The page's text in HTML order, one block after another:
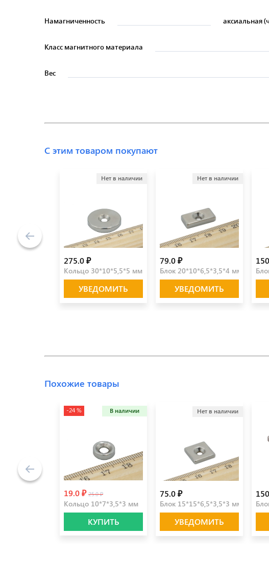
Намагниченность аксиальная
Класс магнитного материала
Вес
С этим товаром покупают
Нет в наличии
275.0 ₽
Кольцо 30*10*5,5*5 мм
УВЕДОМИТЬ
Нет в наличии
79.0 ₽
Блок 20*10*6,5*3,5*4 мм
УВЕДОМИТЬ
Похожие товары
-24 % В наличии
19.0 ₽ 25.0 ₽
Кольцо 10*7*3,5*3 мм
КУПИТЬ
Нет в наличии
75.0 ₽
Блок 15*15*6,5*3,5*3 мм
УВЕДОМИТЬ